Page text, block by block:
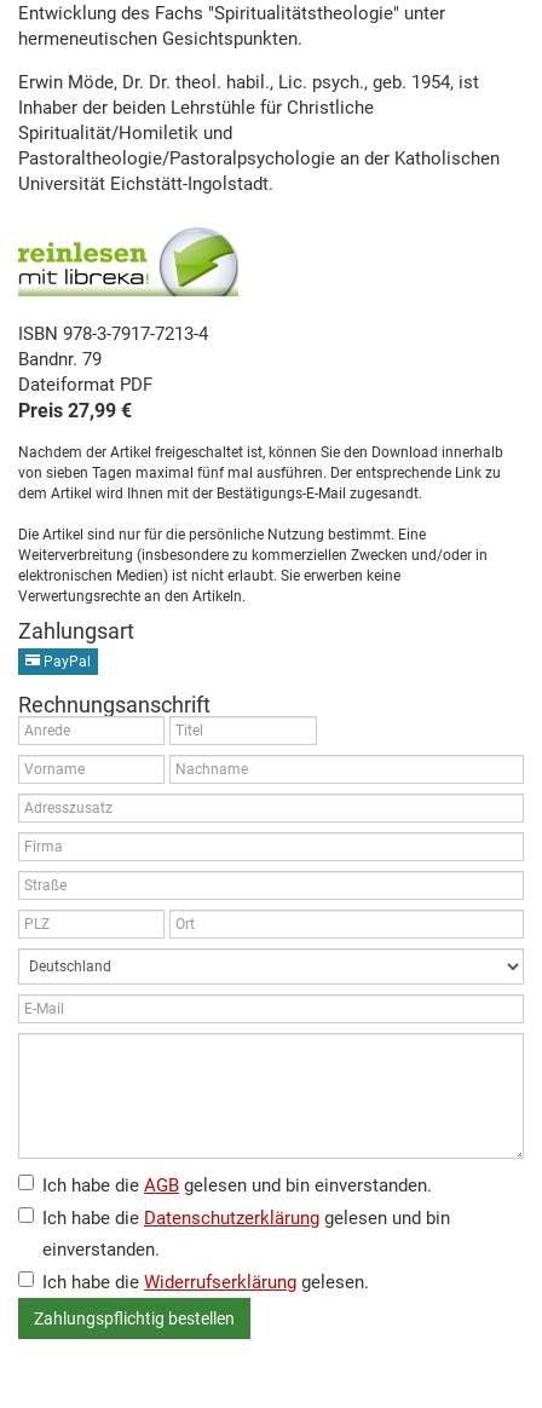
Entwicklung des Fachs "Spiritualitätstheologie" unter
hermeneutischen Gesichtspunkten.
Erwin Möde, Dr. Dr. theol. habil., Lic. psych., geb. 1954, ist
Inhaber der beiden Lehrstühle für Christliche
Spiritualität/Homiletik und
Pastoraltheologie/Pastoralpsychologie an der Katholischen
Universität Eichstätt-Ingolstadt.
ISBN 978-3-7917-7213-4
Bandnr. 79
Dateiformat PDF
Preis 27,99 €
Nachdem der Artikel freigeschaltet ist, können Sie den Download innerhalb
von sieben Tagen maximal fünf mal ausführen. Der entsprechende Link zu
dem Artikel wird Ihnen mit der Bestätigungs-E-Mail zugesandt.
Die Artikel sind nur für die persönliche Nutzung bestimmt. Eine
Weiterverbreitung (insbesondere zu kommerziellen Zwecken und/oder in
elektronischen Medien) ist nicht erlaubt. Sie erwerben keine
Verwertungsrechte an den Artikeln.
Zahlungsart
PayPal
Rechnungsanschrift
Ich habe die AGB gelesen und bin einverstanden.
Ich habe die Datenschutzerklärung gelesen und bin
einverstanden.
Ich habe die Widerrufserklärung gelesen.